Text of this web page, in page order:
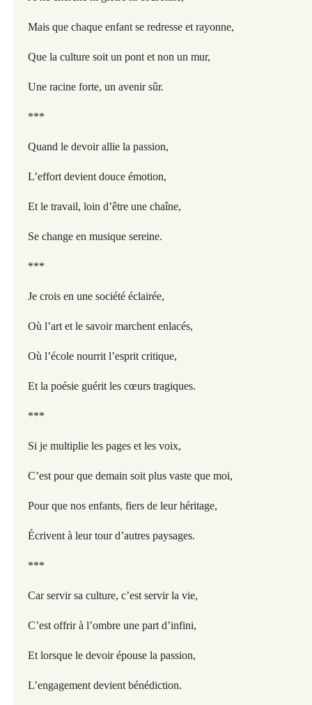
Mais que chaque enfant se redresse et rayonne,
Que la culture soit un pont et non un mur,
Une racine forte, un avenir sûr.
***
Quand le devoir allie la passion,
L’effort devient douce émotion,
Et le travail, loin d’être une chaîne,
Se change en musique sereine.
***
Je crois en une société éclairée,
Où l’art et le savoir marchent enlacés,
Où l’école nourrit l’esprit critique,
Et la poésie guérit les cœurs tragiques.
***
Si je multiplie les pages et les voix,
C’est pour que demain soit plus vaste que moi,
Pour que nos enfants, fiers de leur héritage,
Écrivent à leur tour d’autres paysages.
***
Car servir sa culture, c’est servir la vie,
C’est offrir à l’ombre une part d’infini,
Et lorsque le devoir épouse la passion,
L’engagement devient bénédiction.